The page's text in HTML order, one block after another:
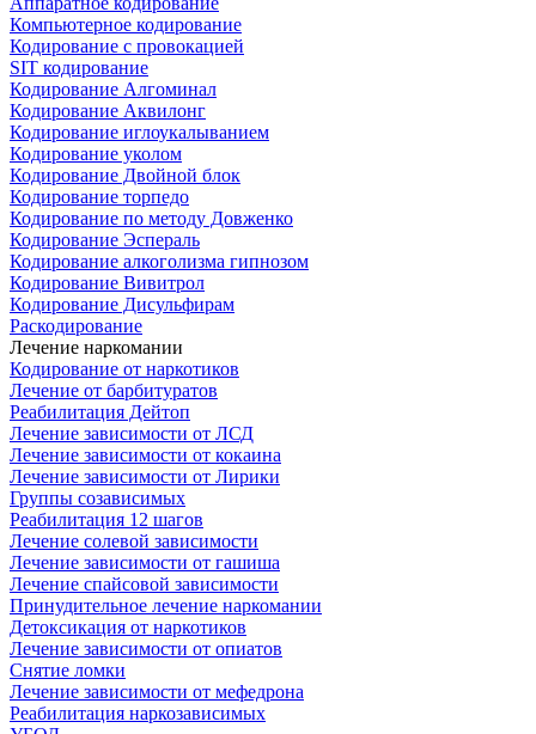
Компьютерное кодирование
Кодирование с провокацией
SIT кодирование
Кодирование Алгоминал
Кодирование Аквилонг
Кодирование иглоукалыванием
Кодирование уколом
Кодирование Двойной блок
Кодирование торпедо
Кодирование по методу Довженко
Кодирование Эспераль
Кодирование алкоголизма гипнозом
Кодирование Вивитрол
Кодирование Дисульфирам
Раскодирование
Лечение наркомании
Кодирование от наркотиков
Лечение от барбитуратов
Реабилитация Дейтоп
Лечение зависимости от ЛСД
Лечение зависимости от кокаина
Лечение зависимости от Лирики
Группы созависимых
Реабилитация 12 шагов
Лечение солевой зависимости
Лечение зависимости от гашиша
Лечение спайсовой зависимости
Принудительное лечение наркомании
Детоксикация от наркотиков
Лечение зависимости от опиатов
Снятие ломки
Лечение зависимости от мефедрона
Реабилитация наркозависимых